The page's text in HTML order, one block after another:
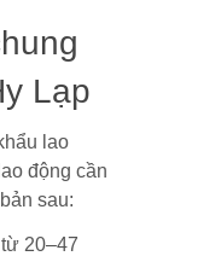
Lạp
lao
động cần
sau:
20–47